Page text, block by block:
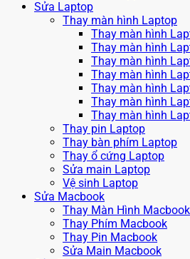
Sửa Laptop
Thay màn hình Laptop
Thay màn hình
Thay màn hình
Thay màn hình
Thay màn hình
Thay màn hình
Thay màn hình
Thay màn hình
Thay pin Laptop
Thay bàn phím Laptop
Thay ổ cứng Laptop
Sửa main Laptop
Vệ sinh Laptop
Sửa Macbook
Thay Màn Hình Macbook
Thay Phím Macbook
Thay Pin Macbook
Sửa Main Macbook